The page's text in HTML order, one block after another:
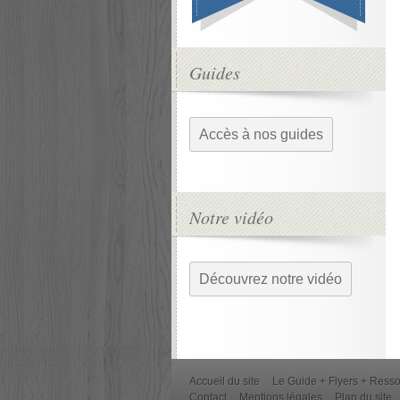
Guides
Accès à nos guides
Notre vidéo
Découvrez notre vidéo
Accueil du site
Le Guide + Flyers +
Contact
Mentions légales Plan du site